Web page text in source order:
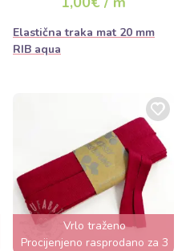
Elastična traka mat 20 mm
RIB aqua
Vrlo traženo
Procijenjeno rasprodano za 3